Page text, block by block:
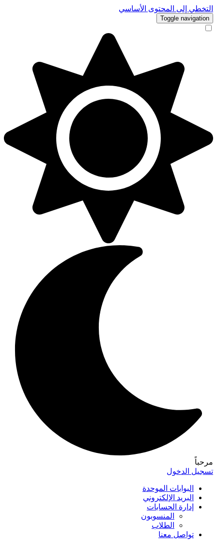
التخطي إلى المحتوى الأساسي
Toggle navigation
مرحباً
تسجيل الدخول
البوابات الموحدة
البريد الإلكتروني
إدارة الحسابات
المنسوبون
الطلاب
تواصل معنا